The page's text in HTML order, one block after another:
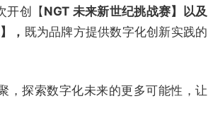
开创【NGT 未来新世纪挑战赛】以及
， 既为品牌方提供数字化创新实践的
，探索数字化未来的更多可能性，让